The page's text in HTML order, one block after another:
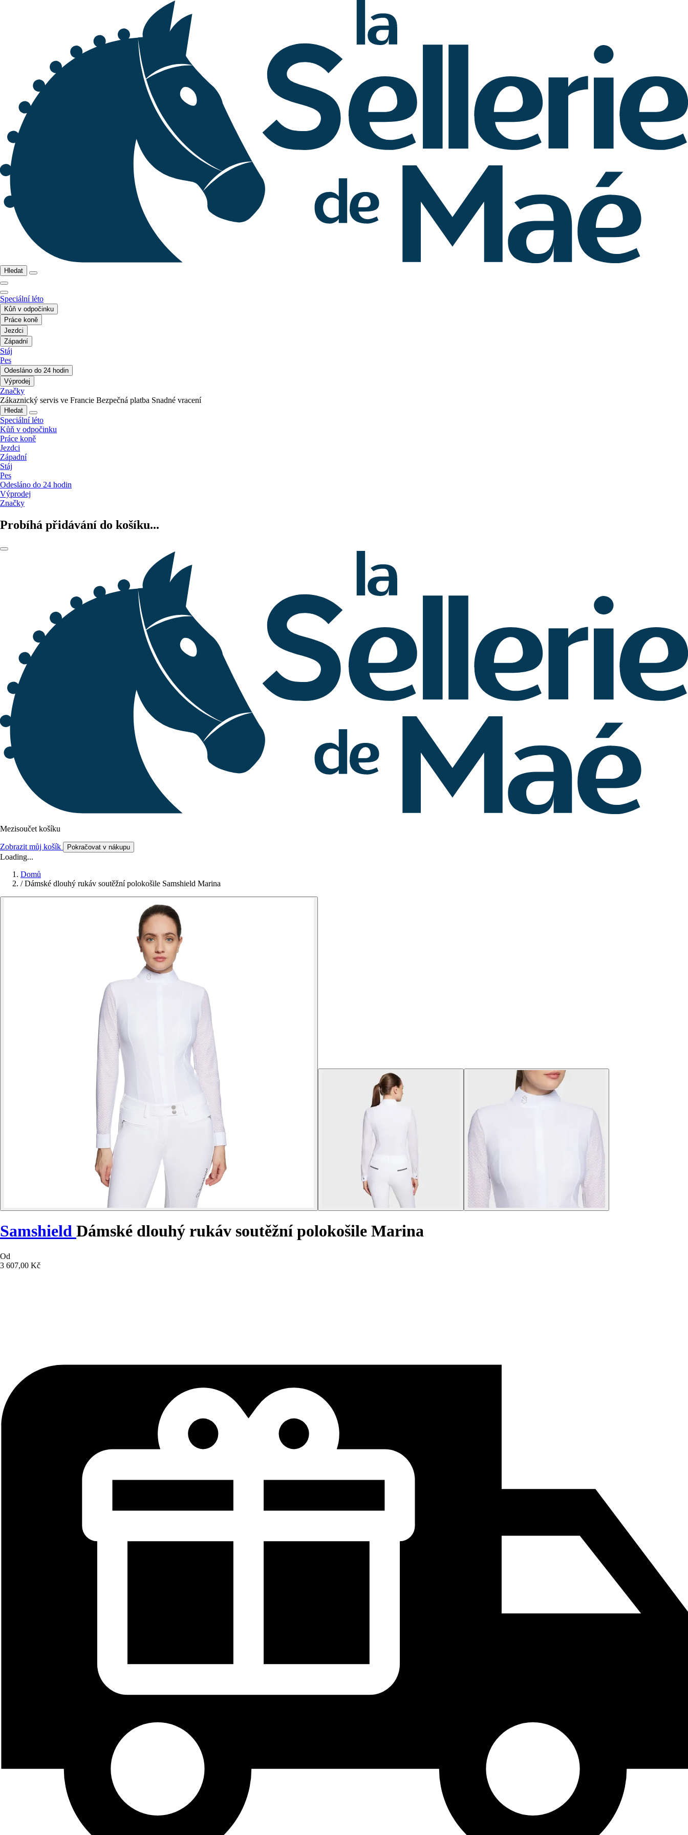
Hledat
Speciální léto
Kůň v odpočinku
Práce koně
Jezdci
Západní
Stáj
Pes
Odesláno do 24 hodin
Výprodej
Značky
Zákaznický servis ve Francie Bezpečná platba Snadné vracení
Hledat
Speciální léto
Kůň v odpočinku
Práce koně
Jezdci
Západní
Stáj
Pes
Odesláno do 24 hodin
Výprodej
Značky
Probíhá přidávání do košíku...
Mezisoučet košíku
Zobrazit můj košík Pokračovat v nákupu
Loading...
Domů
/ Dámské dlouhý rukáv soutěžní polokošile Samshield Marina
Samshield Dámské dlouhý rukáv soutěžní polokošile Marina
Od
3 607,00 Kč